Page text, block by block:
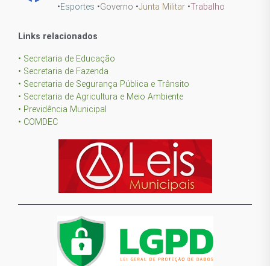
•Esportes •Governo •Junta Militar •Trabalho
Links relacionados
• Secretaria de Educação
• Secretaria de Fazenda
• Secretaria de Segurança Pública e Trânsito
• Secretaria de Agricultura e Meio Ambiente
• Previdência Municipal
• COMDEC